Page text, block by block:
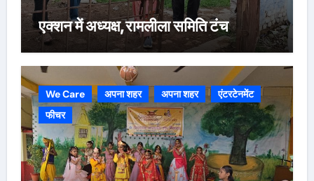
एक्शन में अध्यक्ष,रामलीला समिति टंच
We Care अपना शहर अपना शहर
एंटरटेनमेंट
फीचर